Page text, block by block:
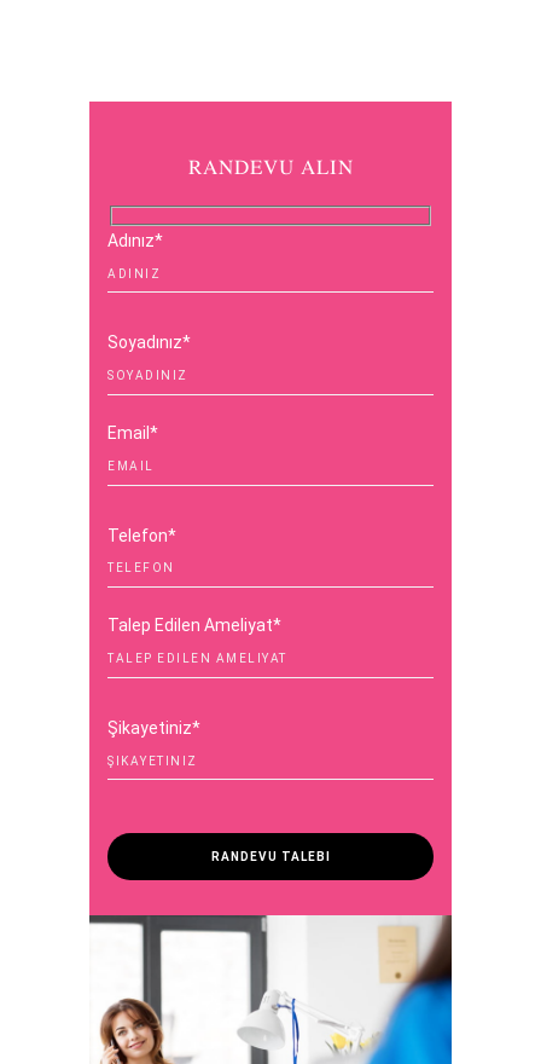
RANDEVU ALIN
Adınız*
Soyadınız*
Email*
Telefon*
Talep Edilen Ameliyat*
Şikayetiniz*